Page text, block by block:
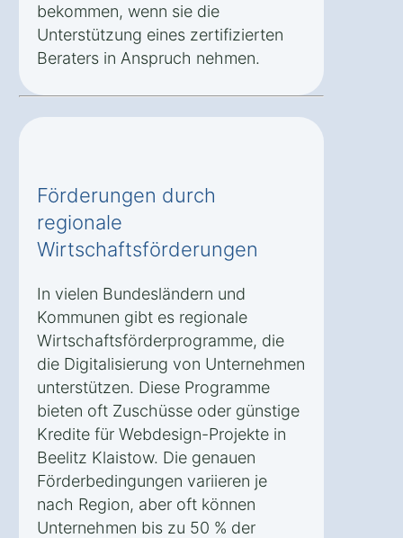
bekommen, wenn sie die
Unterstützung eines zertifizierten
Beraters in Anspruch nehmen.
Förderungen durch
regionale
Wirtschaftsförderungen
In vielen Bundesländern und
Kommunen gibt es regionale
Wirtschaftsförderprogramme, die
die Digitalisierung von Unternehmen
unterstützen. Diese Programme
bieten oft Zuschüsse oder günstige
Kredite für Webdesign-Projekte in
Beelitz Klaistow. Die genauen
Förderbedingungen variieren je
nach Region, aber oft können
Unternehmen bis zu 50 % der